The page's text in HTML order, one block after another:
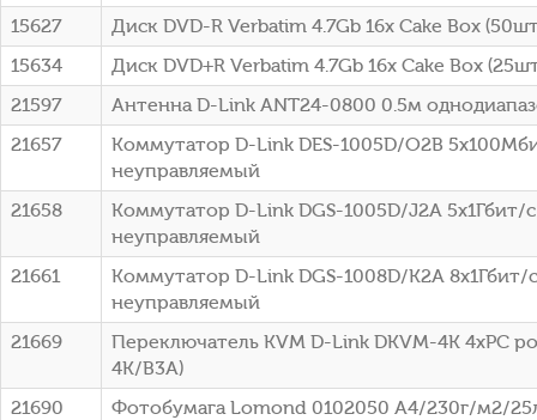
15627
Диск DVD-R Verbatim 4.7Gb 16x Cake Box
15634
Диск DVD+R Verbatim 4.7Gb 16x Cake Box
21597
Антенна D-Link ANT24-0800 0.5м
21657
Коммутатор D-Link DES-1005D/O2B
неуправляемый
21658
Коммутатор D-Link DGS-1005D/J2A 5x1Гбит/с
неуправляемый
21661
Коммутатор D-Link DGS-1008D/K2A 8x1Гбит/с
неуправляемый
21669
Переключатель KVM D-Link DKVM-4K 4xPC
4K/B3A)
21690
Фотобумага Lomond 0102050 A4/230г/м2/